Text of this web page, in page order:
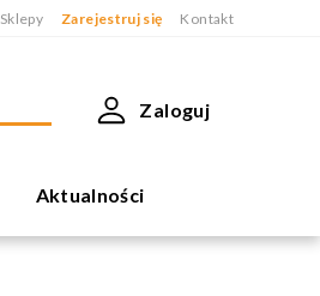
Sklepy Zarejestruj się Kontakt
Zaloguj
Aktualności